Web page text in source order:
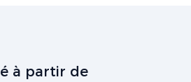
à partir de